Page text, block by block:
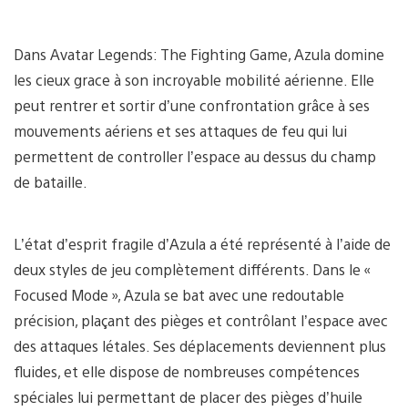
Dans Avatar Legends: The Fighting Game, Azula domine
les cieux grace à son incroyable mobilité aérienne. Elle
peut rentrer et sortir d’une confrontation grâce à ses
mouvements aériens et ses attaques de feu qui lui
permettent de controller l’espace au dessus du champ
de bataille.
L’état d’esprit fragile d’Azula a été représenté à l’aide de
deux styles de jeu complètement différents. Dans le «
Focused Mode », Azula se bat avec une redoutable
précision, plaçant des pièges et contrôlant l’espace avec
des attaques létales. Ses déplacements deviennent plus
fluides, et elle dispose de nombreuses compétences
spéciales lui permettant de placer des pièges d’huile